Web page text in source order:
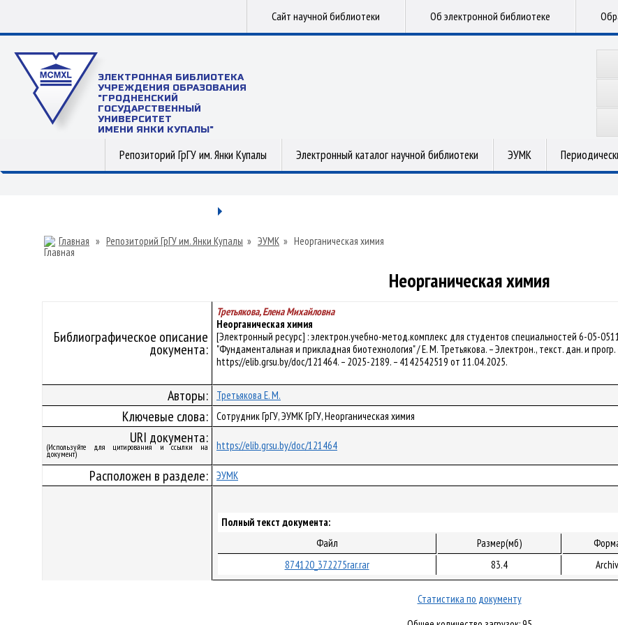
Сайт научной библиотеки Об электронной библиотеке
ЭЛЕКТРОННАЯ БИБЛИОТЕКА
УЧРЕЖДЕНИЯ ОБРАЗОВАНИЯ
"ГРОДНЕНСКИЙ
ГОСУДАРСТВЕННЫЙ
УНИВЕРСИТЕТ
ИМЕНИ ЯНКИ КУПАЛЫ"
Репозиторий ГрГУ им. Янки Купалы Электронный каталог научной библиотеки ЭУМК
Главная » Репозиторий ГрГУ им. Янки Купалы » ЭУМК » Неорганическая химия
Неорганическая химия
Библиографическое описание
документа:
Третьякова, Елена Михайловна
Неорганическая химия
[Электронный ресурс] : электрон.учебно-метод.комплекс для студентов специальностей 6-05-
"Фундаментальная и прикладная биотехнология" / Е. М. Третьякова. – Электрон., текст. дан. и
https://elib.grsu.by/doc/121464. – 2025-2189. – 4142542519 от 11.04.2025.
Авторы: Третьякова Е. М.
Ключевые слова: Сотрудник ГрГУ, ЭУМК ГрГУ, Неорганическая химия
URI документа:
(Используйте для цитирования и ссылки на
документ)
https://elib.grsu.by/doc/121464
Расположен в разделе: ЭУМК
Полный текст документа:
Файл
Размер(мб)
874120_372275rar.rar
83.4
Статистика по документу